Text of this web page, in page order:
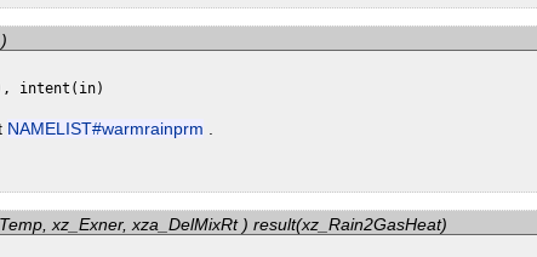
intent(in)
NAMELIST#warmrainprm .
xz_Exner, xza_DelMixRt ) result(xz_Rain2GasHeat)